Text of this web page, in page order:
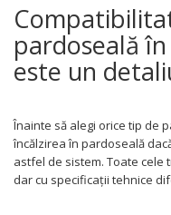
pardoseală
este un
Înainte să alegi orice tip de
încălzirea în pardoseală
astfel de sistem. Toate
dar cu specificații tehnice